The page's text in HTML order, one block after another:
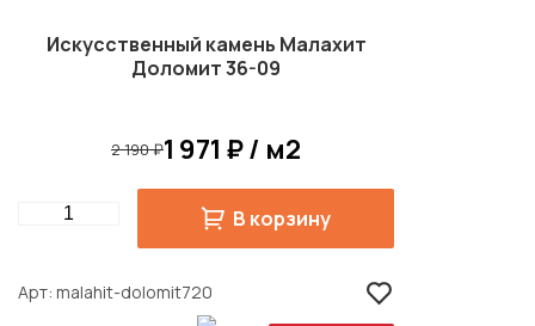
Искусственный камень Малахит
Доломит 36-09
2 190 ₽1 971 ₽ / м2
Quantity В корзину
Арт malahit-dolomit720